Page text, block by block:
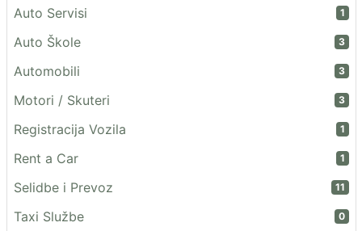
Auto Servisi 1
Auto Škole 3
Automobili 3
Motori / Skuteri 3
Registracija Vozila 1
Rent a Car 1
Selidbe i Prevoz 11
Taxi Službe 0